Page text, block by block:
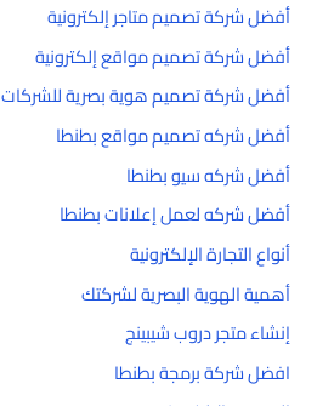
أفضل شركة تصميم متاجر إلكترونية
أفضل شركة تصميم مواقع إلكترونية
أفضل شركة تصميم هوية بصرية للشركات
أفضل شركه تصميم مواقع بطنطا
أفضل شركه سيو بطنطا
أفضل شركه لعمل إعلانات بطنطا
أنواع التجارة الإلكترونية
أهمية الهوية البصرية لشركتك
إنشاء متجر دروب شيبينج
افضل شركة برمجة بطنطا